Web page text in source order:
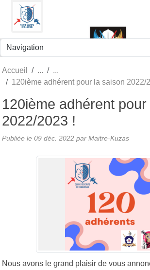
Accueil
120ième adhérent pour la saison 2022/
120ième adhérent
2022/2023 !
Publiée le 09 déc. 2022 par Maitre-Kuzas
Nous avons le grand plaisir de vous
Panneau de gestion des cookies